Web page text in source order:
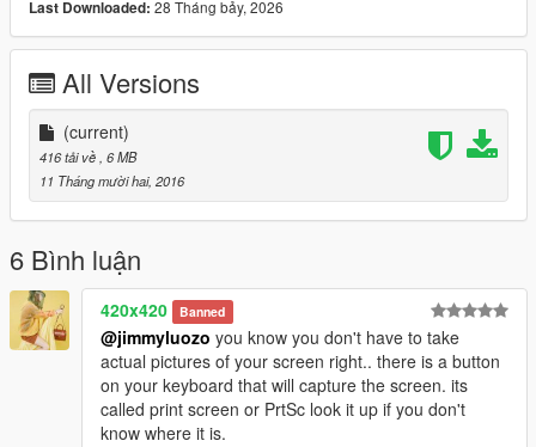
Last Downloaded: 28 Tháng bảy, 2026
All Versions
(current)
416 tải về , 6 MB
11 Tháng mười hai, 2016
6 Bình luận
420x420 Banned
@jimmyluozo you know you don't have to take
actual pictures of your screen right.. there is a button
on your keyboard that will capture the screen. its
called print screen or PrtSc look it up if you don't
know where it is.